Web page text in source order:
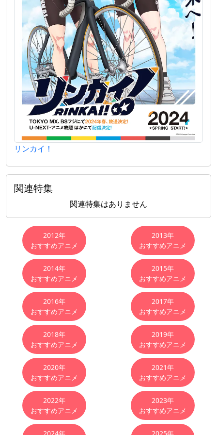
リンカイ！
関連特集
関連特集はありません
おすすめアニメ
2012年
おすすめアニメ
2013年
おすすめアニメ
2014年
おすすめアニメ
2015年
おすすめアニメ
2016年
おすすめアニメ
2017年
おすすめアニメ
2018年
おすすめアニメ
2019年
おすすめアニメ
2020年
おすすめアニメ
2021年
おすすめアニメ
2022年
おすすめアニメ
2023年
おすすめアニメ